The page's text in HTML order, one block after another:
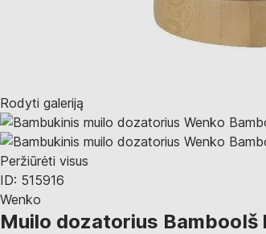
Rodyti galeriją
Peržiūrėti visus
ID: 515916
Wenko
Muilo dozatorius BambooIš